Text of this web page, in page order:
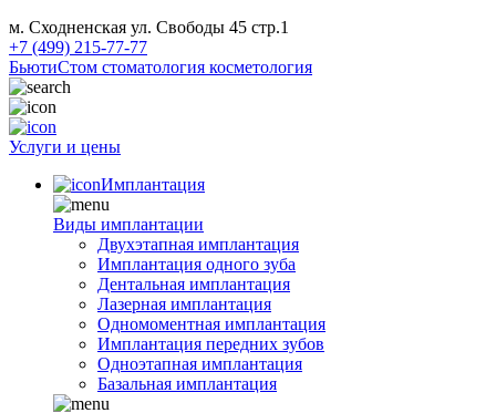
м. Сходненская ул. Свободы 45 стр.1
+7 (499) 215-77-77
БьютиСтом стоматология косметология
Услуги и цены
Имплантация
Виды имплантации
Двухэтапная имплантация
Имплантация одного зуба
Дентальная имплантация
Лазерная имплантация
Одномоментная имплантация
Имплантация передних зубов
Одноэтапная имплантация
Базальная имплантация